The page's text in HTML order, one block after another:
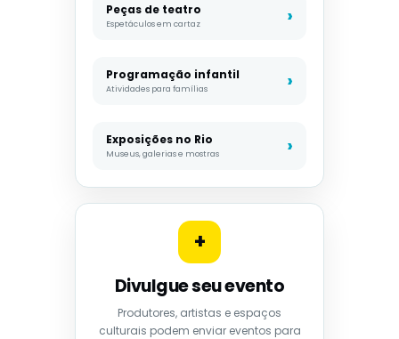
Peças de teatro
Espetáculos em cartaz
Programação infantil
Atividades para famílias
Exposições no Rio
Museus, galerias e mostras
+
Divulgue seu evento
Produtores, artistas e espaços
culturais podem enviar eventos para